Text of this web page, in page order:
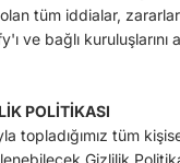
tüm iddialar,
ve bağlı kuruluşlarını
POLİTİKASI
topladığımız tüm